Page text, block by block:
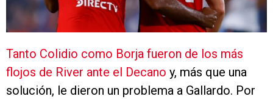
Tanto Colidio como Borja fueron de los más
flojos de River ante el Decano y, más que una
solución, le dieron un problema a Gallardo. Por